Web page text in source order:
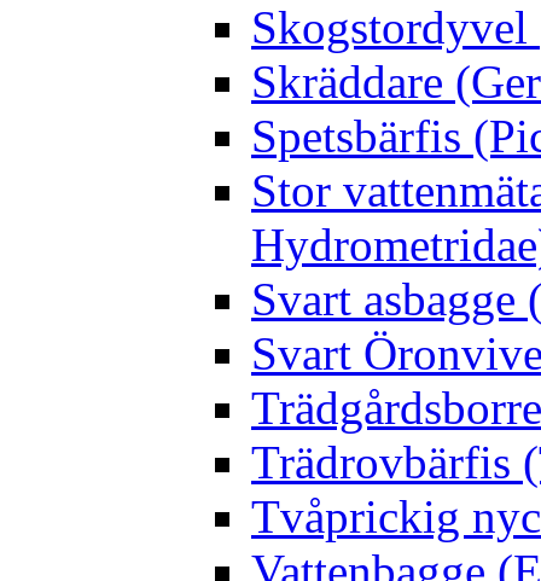
Skogstordyvel
Skräddare
Spetsbärfis
Stor
Svart
Svart
Trädrovbärfis
Tvåprickig
Vattenbagge